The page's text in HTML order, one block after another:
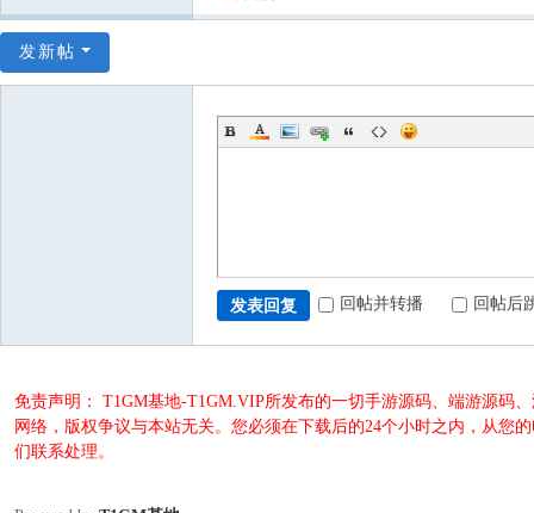
发新帖
发表回复 回帖并转播 回帖后
免责声明： T1GM基地-T1GM.VIP所发布的一切手游源码、端游源码
网络，版权争议与本站无关。您必须在下载后的24个小时之内，从您
们联系处理。